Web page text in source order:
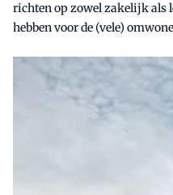
richten op zowel zakelijk als
hebben voor de (vele)